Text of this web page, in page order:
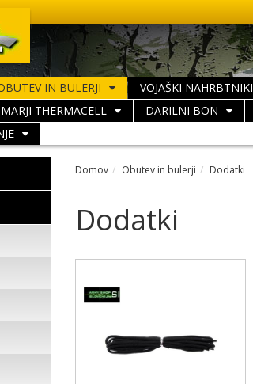
IN BULERJI VOJAŠKI NAHRBTNIKI
THERMACELL
DARILNI BON
Domov Obutev in bulerji Dodatki
Dodatki